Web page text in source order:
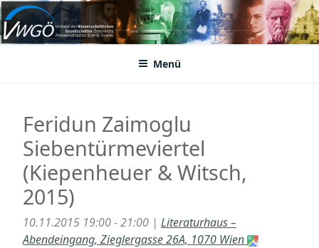
Zum
Inhalt
springenVWGÖ
Federation of Austrian Scientific Societies
Menü
Feridun Zaimoglu
Siebentürmeviertel
(Kiepenheuer & Witsch,
2015)
10.11.2015 19:00 - 21:00 | Literaturhaus –
Abendeingang, Zieglergasse 26A, 1070 Wien